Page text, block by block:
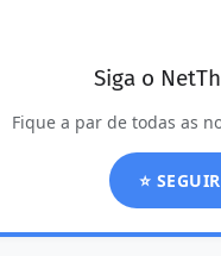
Siga o
Fique a par de todas as
⭐